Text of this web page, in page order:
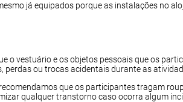
já equipados porque as instalações no
o vestuário e os objetos pessoais que os
perdas ou trocas acidentais durante as
que os participantes tragam
qualquer transtorno caso ocorra algum